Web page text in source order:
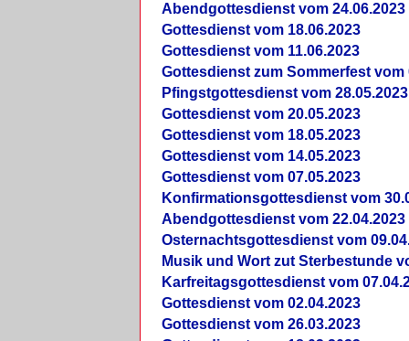
Abendgottesdienst vom 24.06.2023
Gottesdienst vom 18.06.2023
Gottesdienst vom 11.06.2023
Gottesdienst zum Sommerfest vom
Pfingstgottesdienst vom 28.05.2023
Gottesdienst vom 20.05.2023
Gottesdienst vom 18.05.2023
Gottesdienst vom 14.05.2023
Gottesdienst vom 07.05.2023
Konfirmationsgottesdienst vom
Abendgottesdienst vom 22.04.2023
Osternachtsgottesdienst vom
Musik und Wort zut Sterbestunde
Karfreitagsgottesdienst vom
Gottesdienst vom 02.04.2023
Gottesdienst vom 26.03.2023